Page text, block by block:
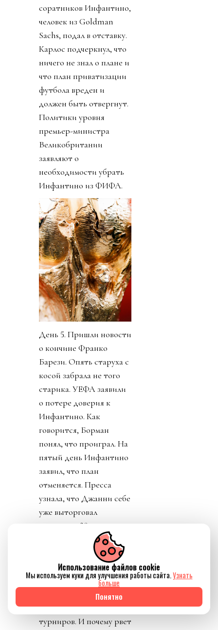
соратников Инфантино,
человек из Goldman
Sachs, подал в отставку.
Карлос подчеркнул, что
ничего не знал о плане и
что план приватизации
футбола вреден и
должен быть отвергнут.
Политики уровня
премьер-министра
Великобритании
заявляют о
необходимости убрать
Инфантино из ФИФА.
День 5. Пришли новости
о кончине Франко
Барези. Опять старуха с
косой забрала не того
старика. УЕФА заявили
о потере доверия к
Инфантино. Как
говорится, Борман
понял, что проиграл. На
пятый день Инфантино
заявил, что план
отменяется. Пресса
узнала, что Джанни себе
уже выторговал
зарплату в 30 миллионов
долларов в год, и
дивиденды от нового
юр лица. Стало понятно
почему нужно
увеличивать количество
матчей, команд,
турниров. И почему рвет
Использование файлов cookie
Мы используем куки для улучшения работы сайта.Узнать
больше
Понятно